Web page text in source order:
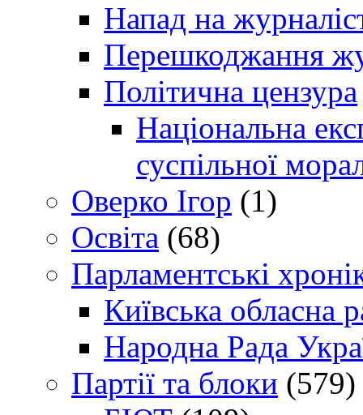
Напад на
Перешкоджання
Політична цензура
Національна
суспільної
Оверко Ігор (1)
Освіта (68)
Парламентські
Київська обласна
Народна Рада
Партії та блоки (579)